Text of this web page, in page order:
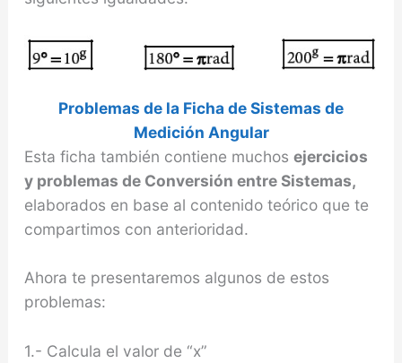
Problemas de la Ficha de Sistemas de
Medición Angular
Esta ficha también contiene muchos ejercicios
y problemas de Conversión entre Sistemas,
elaborados en base al contenido teórico que te
compartimos con anterioridad.
Ahora te presentaremos algunos de estos
problemas:
1.- Calcula el valor de “x”